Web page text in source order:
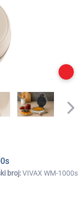
broj:VIVAX WM-1000s